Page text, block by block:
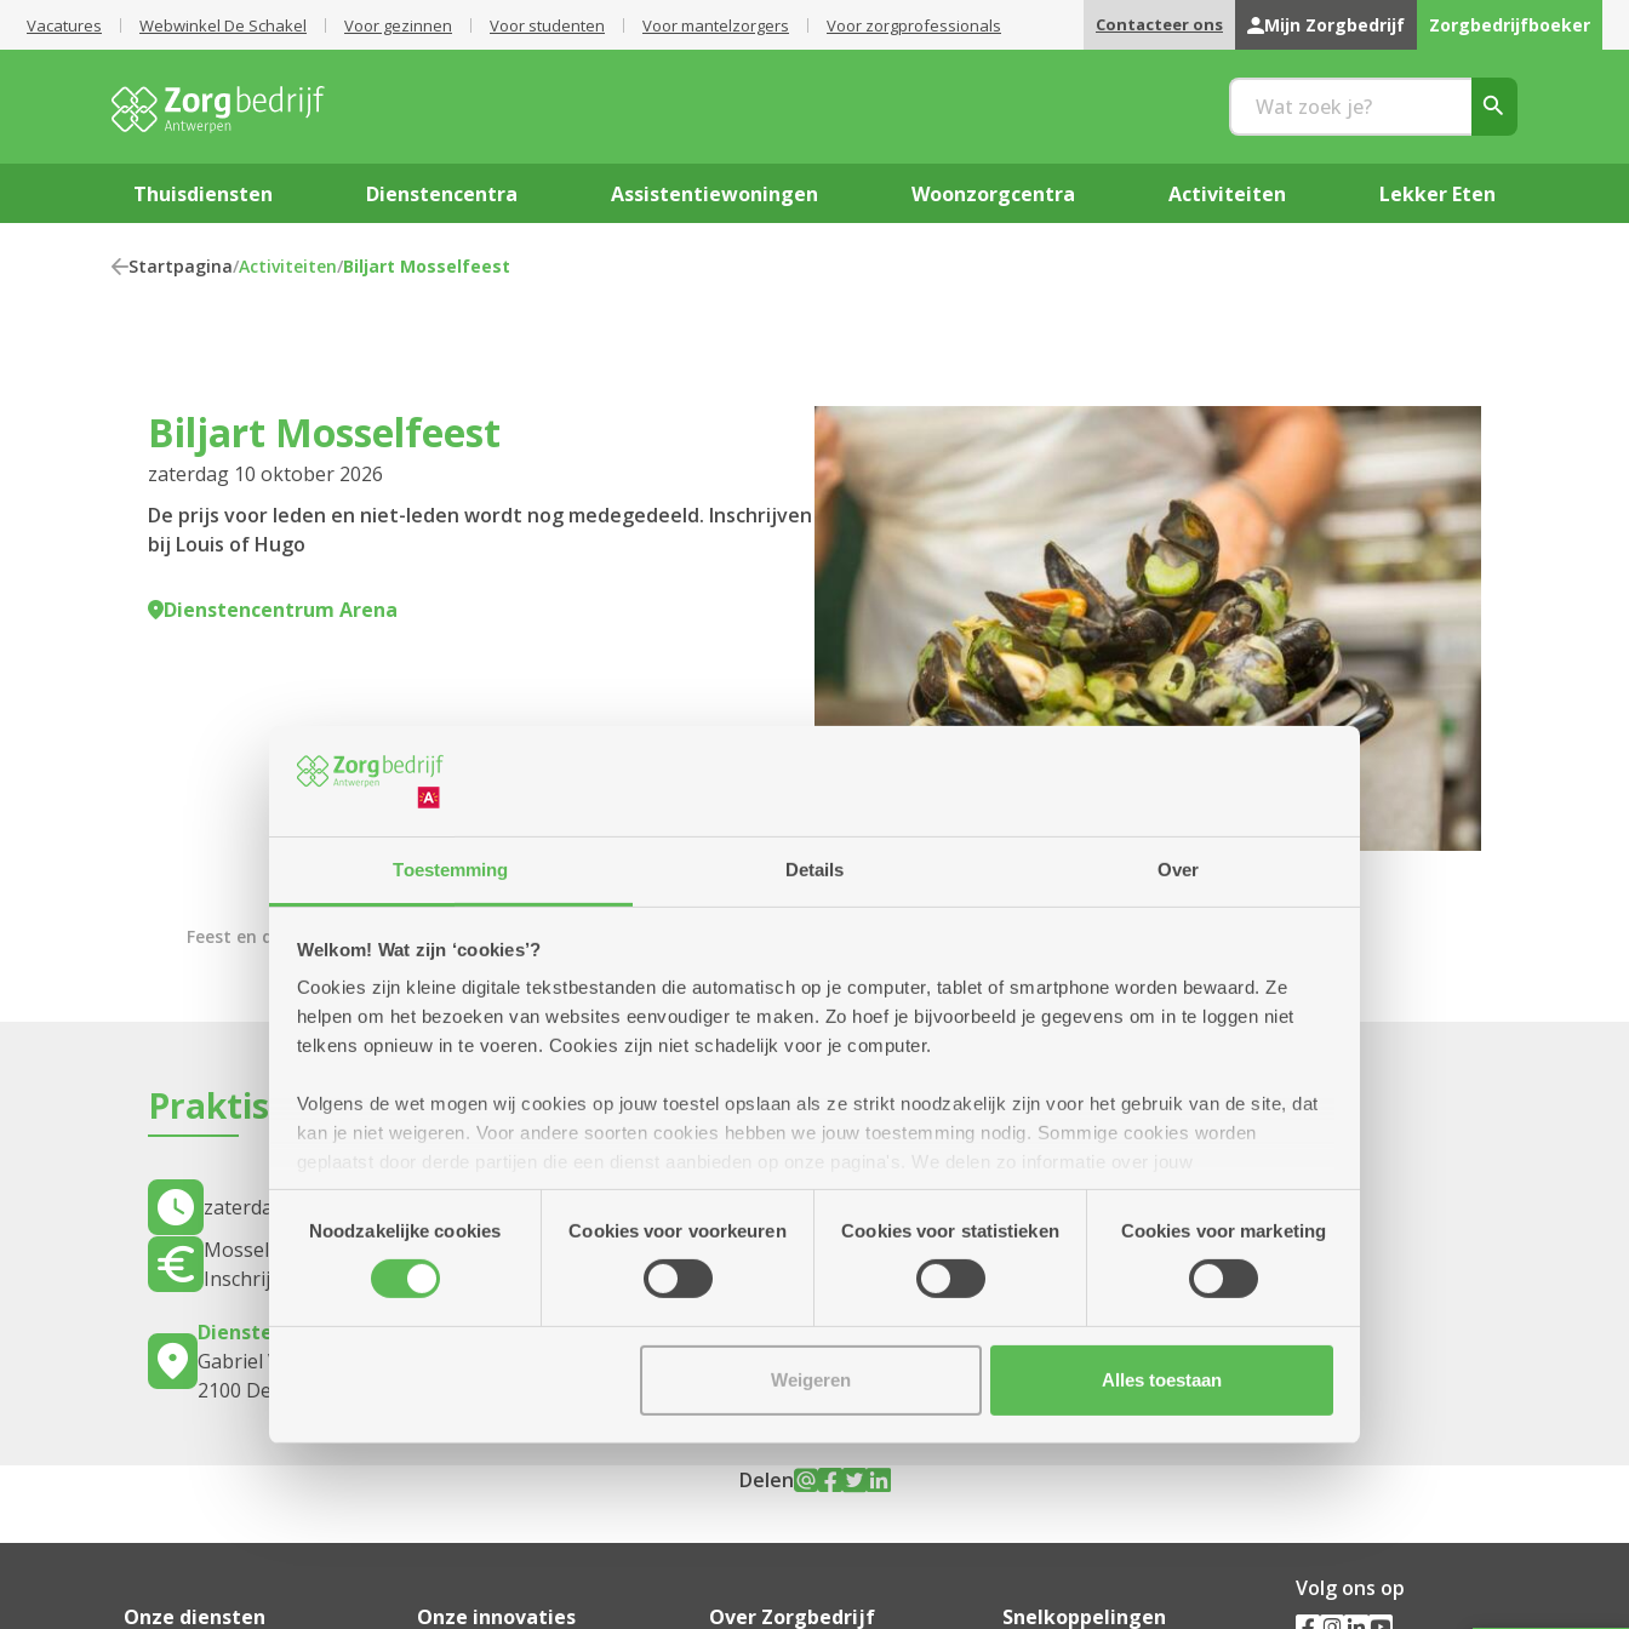
Toestemming Details Over
Welkom! Wat zijn ‘cookies’?
Cookies zijn kleine digitale tekstbestanden die automatisch op je computer, tablet of smartphone worden bewaard. Ze
helpen om het bezoeken van websites eenvoudiger te maken. Zo hoef je bijvoorbeeld je gegevens om in te loggen niet
telkens opnieuw in te voeren. Cookies zijn niet schadelijk voor je computer.
Volgens de wet mogen wij cookies op jouw toestel opslaan als ze strikt noodzakelijk zijn voor het gebruik van de site, dat
kan je niet weigeren. Voor andere soorten cookies hebben we jouw toestemming nodig. Sommige cookies worden
geplaatst door derde partijen die een dienst aanbieden op onze pagina's. We delen zo informatie over jouw
(geanonimiseerd) gebruik van onze site voor social media, advertenties en analyse. Deze partners kunnen deze gegevens
combineren met andere informatie die je aan hen verstrekte.
Toestemmingsselectie
Noodzakelijke cookies
Cookies voor voorkeuren Cookies voor statistieken Cookies voor marketing
Weigeren Alles toestaan
Vacatures Webwinkel De Schakel Voor gezinnen Voor studenten Voor mantelzorgers Voor zorgprofessionals Contacteer ons Mijn Zorgbedrijf Zorgbedrijfboeker
Thuisdiensten Dienstencentra Assistentiewoningen Woonzorgcentra Activiteiten Lekker Eten
Startpagina/Activiteiten/Biljart Mosselfeest
Biljart Mosselfeest
zaterdag 10 oktober 2026
De prijs voor leden en niet-leden wordt nog medegedeeld. Inschrijven
bij Louis of Hugo
Dienstencentrum Arena
Feest en dans
Praktisch
zaterdag 10 oktober 2026
Mosselen of koude schotel met brood of frietjes en dessert
Inschrijven bij Louis of Hugo
Dienstencentrum Arena
Gabriel Vervoortstraat 2
2100 Deurne
Delen
Onze diensten Onze innovaties Over Zorgbedrijf Snelkoppelingen
Volg ons op